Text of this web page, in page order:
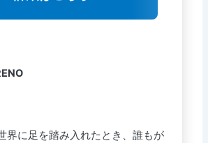
界に足を踏み入れたとき、誰もが